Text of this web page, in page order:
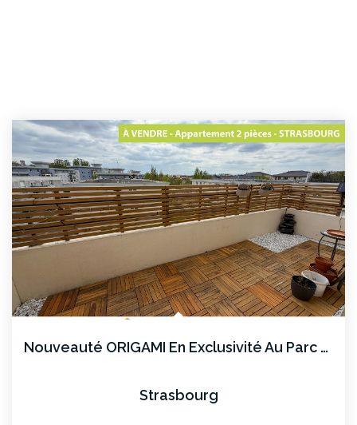
Nouveauté ORIGAMI En Exclusivité Au Parc Des Poteries
Strasbourg